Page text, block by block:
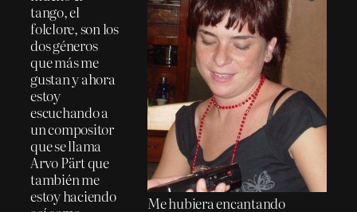
Me hubiera encantando
tango, el
folclore, son los
dos géneros
que más me
gustan y ahora
estoy
escuchando a
un compositor
que se llama
Arvo Pärt que
también me
estoy haciendo